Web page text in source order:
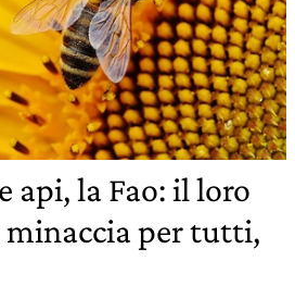
api, la Fao: il loro
minaccia per tutti,